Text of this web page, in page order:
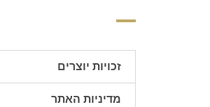
זכויות יוצרים
מדיניות האתר